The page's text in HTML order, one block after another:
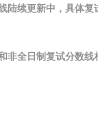
陆续更新中，具体复
全日制复试分数线